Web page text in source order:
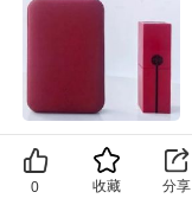
2018-11-09
0 收藏 分享